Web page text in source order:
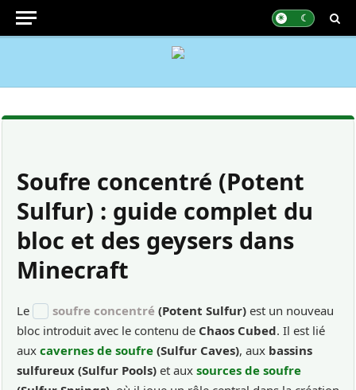
Soufre concentré (Potent
Sulfur) : guide complet du
bloc et des geysers dans
Minecraft
Le soufre concentré (Potent Sulfur) est un nouveau
bloc introduit avec le contenu de Chaos Cubed. Il est lié
aux cavernes de soufre (Sulfur Caves), aux bassins
sulfureux (Sulfur Pools) et aux sources de soufre